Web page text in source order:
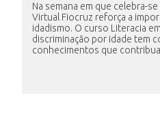
Na semana em que celebra-
Virtual Fiocruz reforça a
idadismo. O curso Literacia
discriminação por idade tem
conhecimentos que